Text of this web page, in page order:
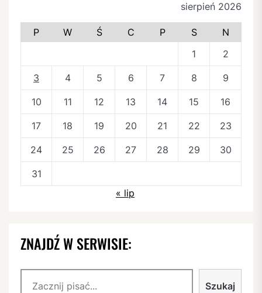
sierpień 2026
P W Ś C P S
N
1
2
3 4 5 6 7 8 9
10 11 12 13 14 15 16
17 18 19 20 21 22 23
24 25 26 27 28 29 30
31
« lip
ZNAJDŹ W SERWISIE:
Szukaj